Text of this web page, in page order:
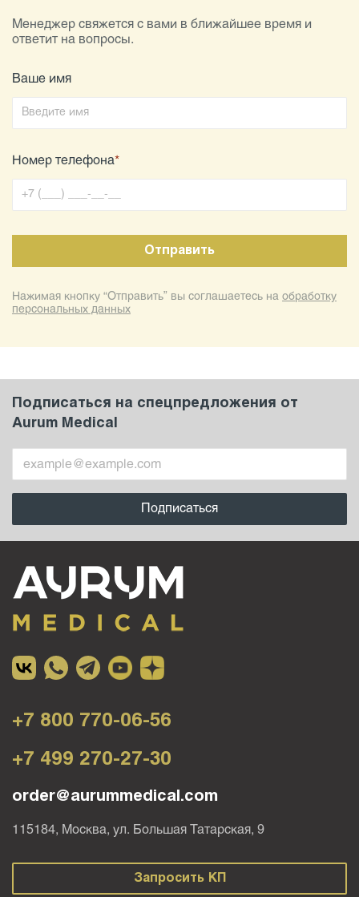
Менеджер свяжется с вами в ближайшее время и
ответит на вопросы.
Ваше имя
Номер телефона*
Нажимая кнопку “Отправить” вы соглашаетесь на обработку
персональных данных
Подписаться на спецпредложения от
Aurum Medical
+7 800 770-06-56
+7 499 270-27-30
order@aurummedical.com
115184, Москва, ул. Большая Татарская, 9
Запросить КП